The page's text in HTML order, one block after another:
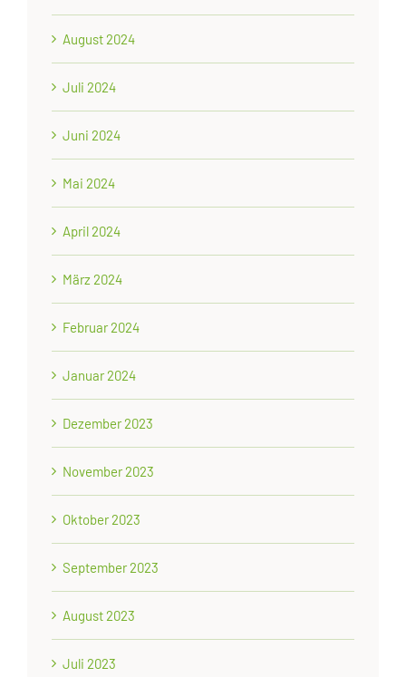
August 2024
Juli 2024
Juni 2024
Mai 2024
April 2024
März 2024
Februar 2024
Januar 2024
Dezember 2023
November 2023
Oktober 2023
September 2023
August 2023
Juli 2023